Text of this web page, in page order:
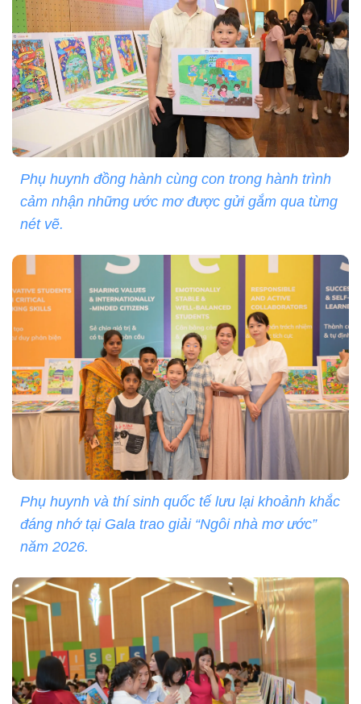
Phụ huynh đồng hành cùng con trong hành trình
cảm nhận những ước mơ được gửi gắm qua từng
nét vẽ.
Phụ huynh và thí sinh quốc tế lưu lại khoảnh khắc
đáng nhớ tại Gala trao giải “Ngôi nhà mơ ước”
năm 2026.